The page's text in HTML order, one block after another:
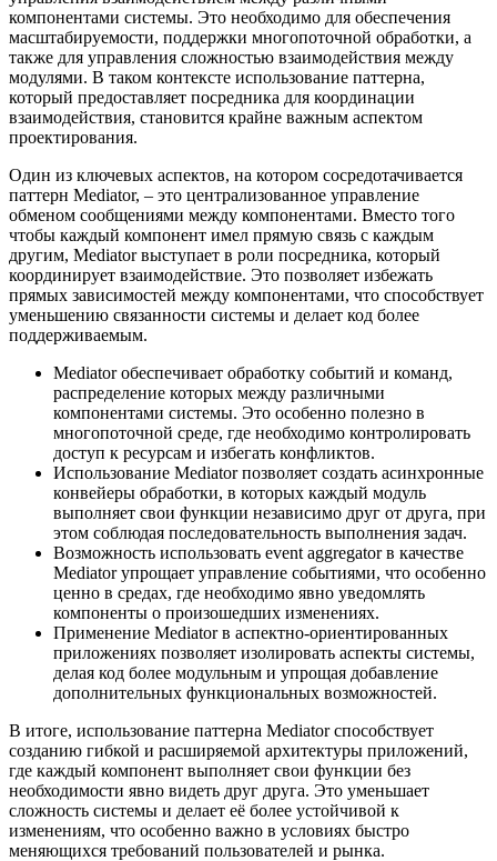
компонентами системы. Это необходимо для обеспечения
масштабируемости, поддержки многопоточной обработки, а
также для управления сложностью взаимодействия между
модулями. В таком контексте использование паттерна,
который предоставляет посредника для координации
взаимодействия, становится крайне важным аспектом
проектирования.
Один из ключевых аспектов, на котором сосредотачивается
паттерн Mediator, – это централизованное управление
обменом сообщениями между компонентами. Вместо того
чтобы каждый компонент имел прямую связь с каждым
другим, Mediator выступает в роли посредника, который
координирует взаимодействие. Это позволяет избежать
прямых зависимостей между компонентами, что способствует
уменьшению связанности системы и делает код более
поддерживаемым.
Mediator обеспечивает обработку событий и команд,
распределение которых между различными
компонентами системы. Это особенно полезно в
многопоточной среде, где необходимо контролировать
доступ к ресурсам и избегать конфликтов.
Использование Mediator позволяет создать асинхронные
конвейеры обработки, в которых каждый модуль
выполняет свои функции независимо друг от друга, при
этом соблюдая последовательность выполнения задач.
Возможность использовать event aggregator в качестве
Mediator упрощает управление событиями, что особенно
ценно в средах, где необходимо явно уведомлять
компоненты о произошедших изменениях.
Применение Mediator в аспектно-ориентированных
приложениях позволяет изолировать аспекты системы,
делая код более модульным и упрощая добавление
дополнительных функциональных возможностей.
В итоге, использование паттерна Mediator способствует
созданию гибкой и расширяемой архитектуры приложений,
где каждый компонент выполняет свои функции без
необходимости явно видеть друг друга. Это уменьшает
сложность системы и делает её более устойчивой к
изменениям, что особенно важно в условиях быстро
меняющихся требований пользователей и рынка.